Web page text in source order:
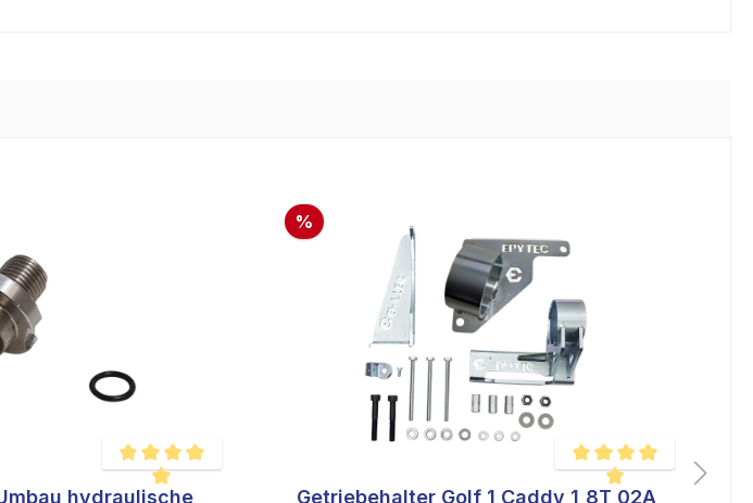
hydraulische
%
Getriebehalter Golf 1 Caddy 1,8T 02A